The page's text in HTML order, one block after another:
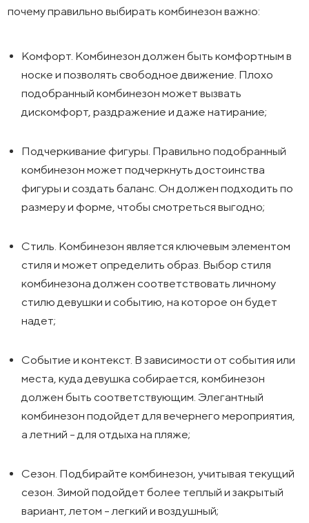
почему правильно выбирать комбинезон важно:
Комфорт. Комбинезон должен быть комфортным в
носке и позволять свободное движение. Плохо
подобранный комбинезон может вызвать
дискомфорт, раздражение и даже натирание;
Подчеркивание фигуры. Правильно подобранный
комбинезон может подчеркнуть достоинства
фигуры и создать баланс. Он должен подходить по
размеру и форме, чтобы смотреться выгодно;
Стиль. Комбинезон является ключевым элементом
стиля и может определить образ. Выбор стиля
комбинезона должен соответствовать личному
стилю девушки и событию, на которое он будет
надет;
Событие и контекст. В зависимости от события или
места, куда девушка собирается, комбинезон
должен быть соответствующим. Элегантный
комбинезон подойдет для вечернего мероприятия,
а летний - для отдыха на пляже;
Сезон. Подбирайте комбинезон, учитывая текущий
сезон. Зимой подойдет более теплый и закрытый
вариант, летом - легкий и воздушный;